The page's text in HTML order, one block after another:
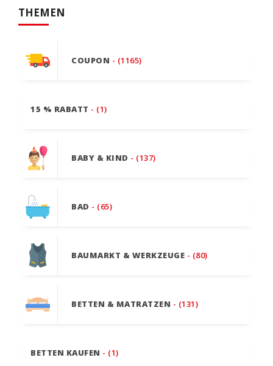
THEMEN
COUPON - (1165)
15 % RABATT - (1)
BABY & KIND - (137)
BAD - (65)
BAUMARKT & WERKZEUGE - (80)
BETTEN & MATRATZEN - (131)
BETTEN KAUFEN - (1)